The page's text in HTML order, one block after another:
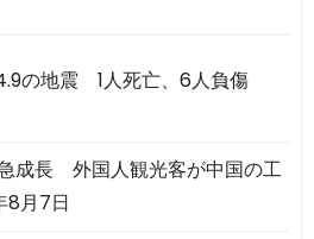
の地震 1人死亡、6人負傷
成長 外国人観光客が中国の工
8月7日